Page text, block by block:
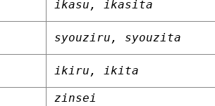
ikasu, ikasita
syouziru, syouzita
ikiru, ikita
zinsei